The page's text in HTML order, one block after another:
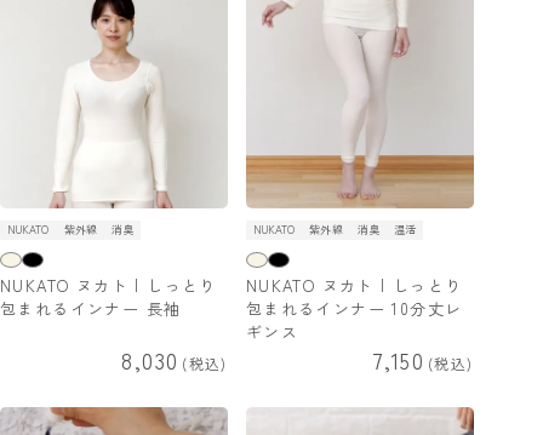
NUKATO 紫外線 消臭
NUKATO ヌカト | しっとり
包まれるインナー 長袖
8,030 税込
NUKATO 紫外線 消臭 温活
NUKATO ヌカト | しっとり
包まれるインナー 10分丈レ
ギンス
7,150 税込